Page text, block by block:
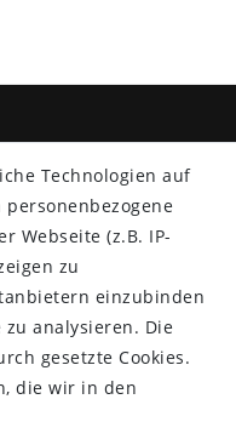
Technologien auf
Webseite (z.B. IP-
zu
einzubinden
analysieren. Die
gesetzte Cookies.
die wir in den